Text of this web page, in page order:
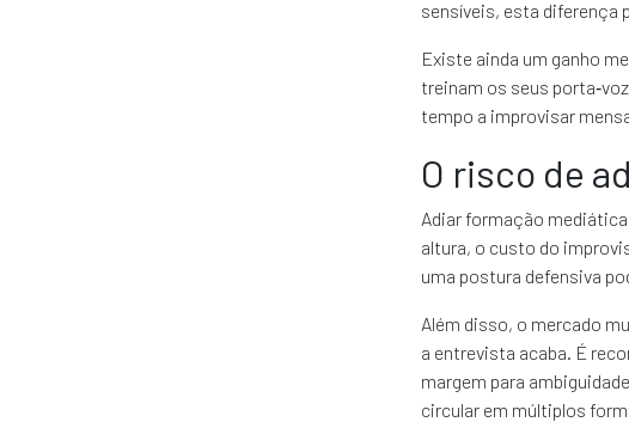
sensíveis, esta diferença
Existe ainda um ganho
treinam os seus
tempo a improvisar
O risco de
Adiar formação
altura, o custo do
uma postura defensiva
Além disso, o mercado
a entrevista acaba. É
margem para
circular em múltiplos